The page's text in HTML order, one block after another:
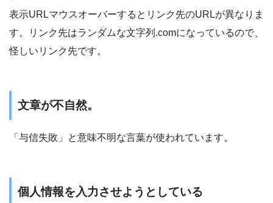
表示URLマウスオーバーするとリンク先のURLが異なりま
す。リンク先はランダムな文字列.comになっているので、
怪しいリンク先です。
文章が不自然。
「与信失敗」と意味不明な言葉が使われています。
個人情報を入力させようとしている